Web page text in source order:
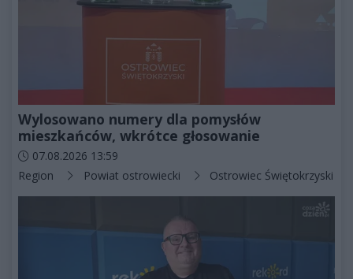
Wylosowano numery dla pomysłów
mieszkańców, wkrótce głosowanie
Data dodania artykułu:
07.08.2026 13:59
Kategorie artykułu:
Region Powiat ostrowiecki Ostrowiec Świętokrzyski